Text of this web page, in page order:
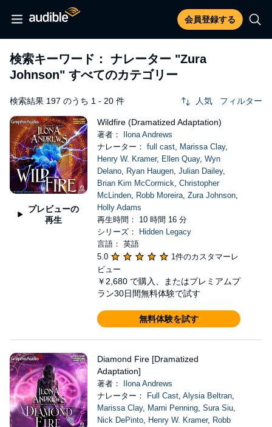
会員登録する
検索キーワード： ナレーター "Zura
Johnson" すべてのカテゴリー
検索結果 197 のうち 1 - 20 件 人気 フィルター
プレビューの
再生
Wildfire (Dramatized Adaptation)
著者：
Ilona Andrews
ナレーター： full cast, Marissa Clay,
Henry W. Kramer, Ellen Quay, Wyn
Delano, Ryan Haugen, Julian Dailey,
Brian Kim McCormick, Christopher
McLinden, Robb Moreira, Zura Johnson,
Holly Adams
再生時間： 10 時間 16 分
シリーズ：
Hidden Legacy
言語： 英語
5.0
1件のカスタマーレ
ビュー
￥2,680 で購入、またはプレミアムプ
ラン30日間無料体験で試す
無料体験を試す
Diamond Fire [Dramatized
Adaptation]
著者：
Ilona Andrews
ナレーター：
Full Cast, Alysia Beltran,
Marissa Clay, Marni Penning, Sura Siu,
Nick DePinto, Henry W. Kramer, Robb